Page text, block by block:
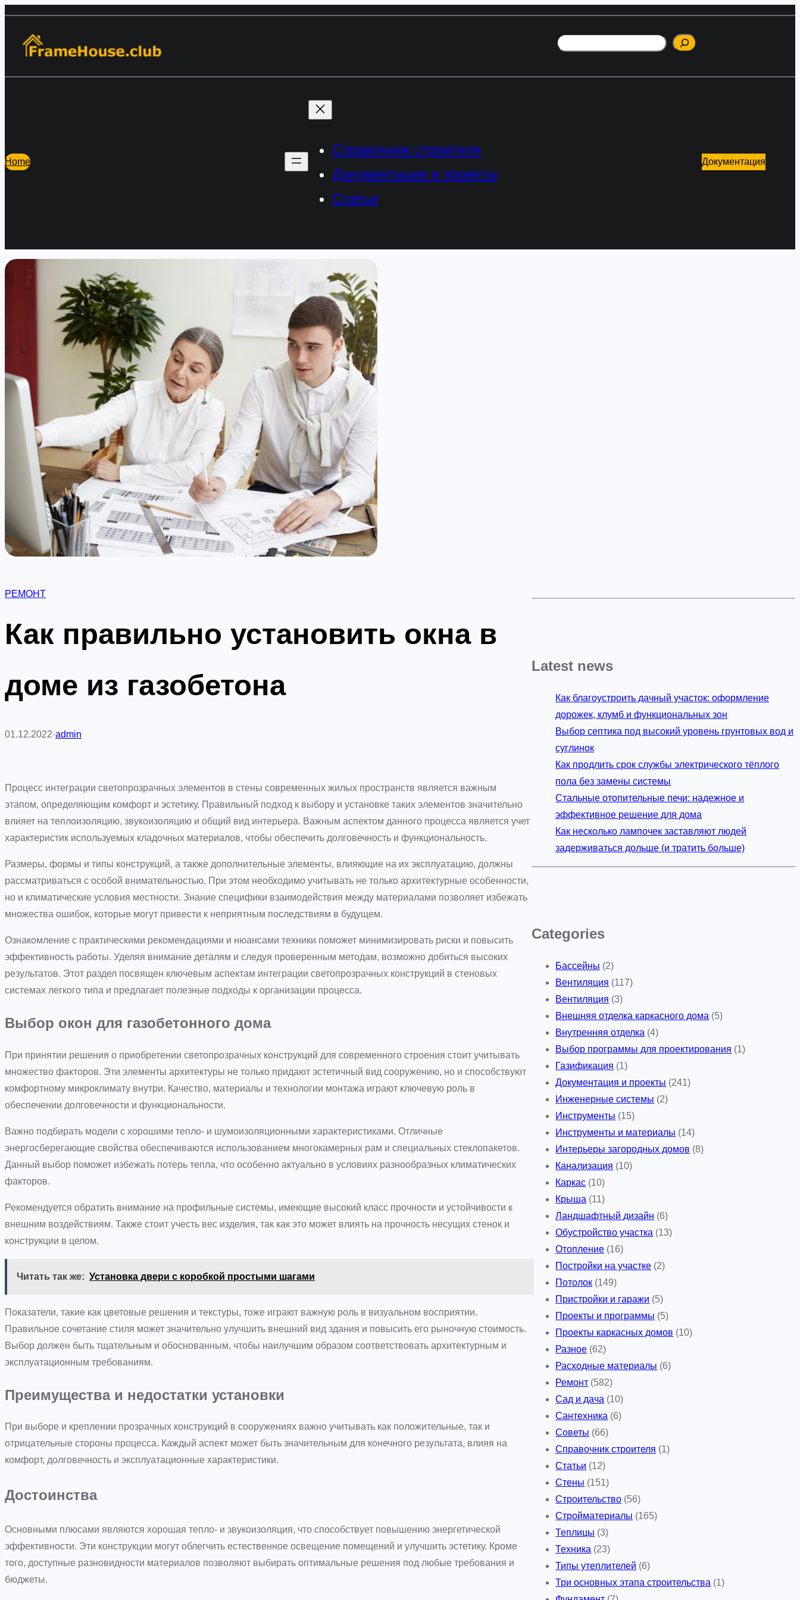
содержимому
Поиск
Home
Справочник строителя
Документация и проекты
Статьи
Документация
РЕМОНТ
Как правильно установить окна в
доме из газобетона
01.12.2022·admin
Процесс интеграции светопрозрачных элементов в стены современных жилых пространств является важным
этапом, определяющим комфорт и эстетику. Правильный подход к выбору и установке таких элементов значительно
влияет на теплоизоляцию, звукоизоляцию и общий вид интерьера. Важным аспектом данного процесса является учет
характеристик используемых кладочных материалов, чтобы обеспечить долговечность и функциональность.
Размеры, формы и типы конструкций, а также дополнительные элементы, влияющие на их эксплуатацию, должны
рассматриваться с особой внимательностью. При этом необходимо учитывать не только архитектурные особенности,
но и климатические условия местности. Знание специфики взаимодействия между материалами позволяет избежать
множества ошибок, которые могут привести к неприятным последствиям в будущем.
Ознакомление с практическими рекомендациями и нюансами техники поможет минимизировать риски и повысить
эффективность работы. Уделяя внимание деталям и следуя проверенным методам, возможно добиться высоких
результатов. Этот раздел посвящен ключевым аспектам интеграции светопрозрачных конструкций в стеновых
системах легкого типа и предлагает полезные подходы к организации процесса.
Выбор окон для газобетонного дома
При принятии решения о приобретении светопрозрачных конструкций для современного строения стоит учитывать
множество факторов. Эти элементы архитектуры не только придают эстетичный вид сооружению, но и способствуют
комфортному микроклимату внутри. Качество, материалы и технологии монтажа играют ключевую роль в
обеспечении долговечности и функциональности.
Важно подбирать модели с хорошими тепло- и шумоизоляционными характеристиками. Отличные
энергосберегающие свойства обеспечиваются использованием многокамерных рам и специальных стеклопакетов.
Данный выбор поможет избежать потерь тепла, что особенно актуально в условиях разнообразных климатических
факторов.
Рекомендуется обратить внимание на профильные системы, имеющие высокий класс прочности и устойчивости к
внешним воздействиям. Также стоит учесть вес изделия, так как это может влиять на прочность несущих стенок и
конструкции в целом.
Читать так же: Установка двери с коробкой простыми шагами
Показатели, такие как цветовые решения и текстуры, тоже играют важную роль в визуальном восприятии.
Правильное сочетание стиля может значительно улучшить внешний вид здания и повысить его рыночную стоимость.
Выбор должен быть тщательным и обоснованным, чтобы наилучшим образом соответствовать архитектурным и
эксплуатационным требованиям.
Преимущества и недостатки установки
При выборе и креплении прозрачных конструкций в сооружениях важно учитывать как положительные, так и
отрицательные стороны процесса. Каждый аспект может быть значительным для конечного результата, влияя на
комфорт, долговечность и эксплуатационные характеристики.
Достоинства
Основными плюсами являются хорошая тепло- и звукоизоляция, что способствует повышению энергетической
эффективности. Эти конструкции могут облегчить естественное освещение помещений и улучшить эстетику. Кроме
того, доступные разновидности материалов позволяют выбирать оптимальные решения под любые требования и
бюджеты.
Latest news
Как благоустроить дачный участок: оформление
дорожек, клумб и функциональных зон
Выбор септика под высокий уровень грунтовых вод и
суглинок
Как продлить срок службы электрического тёплого
пола без замены системы
Стальные отопительные печи: надежное и
эффективное решение для дома
Как несколько лампочек заставляют людей
задерживаться дольше (и тратить больше)
Categories
Бассейны (2)
Вентиляция (117)
Вентиляция (3)
Внешняя отделка каркасного дома (5)
Внутренняя отделка (4)
Выбор программы для проектирования (1)
Газификация (1)
Документация и проекты (241)
Инженерные системы (2)
Инструменты (15)
Инструменты и материалы (14)
Интерьеры загородных домов (8)
Канализация (10)
Каркас (10)
Крыша (11)
Ландшафтный дизайн (6)
Обустройство участка (13)
Отопление (16)
Постройки на участке (2)
Потолок (149)
Пристройки и гаражи (5)
Проекты и программы (5)
Проекты каркасных домов (10)
Разное (62)
Расходные материалы (6)
Ремонт (582)
Сад и дача (10)
Сантехника (6)
Советы (66)
Справочник строителя (1)
Статьи (12)
Стены (151)
Строительство (56)
Стройматериалы (165)
Теплицы (3)
Техника (23)
Типы утеплителей (6)
Три основных этапа строительства (1)